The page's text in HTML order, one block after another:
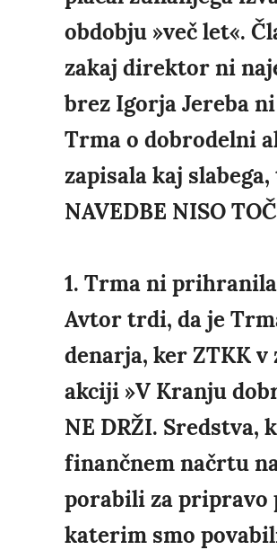
obdobju »več let«.
zakaj direktor ni
brez Igorja Jereba
Trma o dobrodelni
zapisala kaj
NAVEDBE NISO
1. Trma ni
Avtor trdi, da je
denarja, ker ZTKK
akciji »V Kranju
NE DRŽI. Sredstva,
finančnem načrtu
porabili za pripravo
katerim smo